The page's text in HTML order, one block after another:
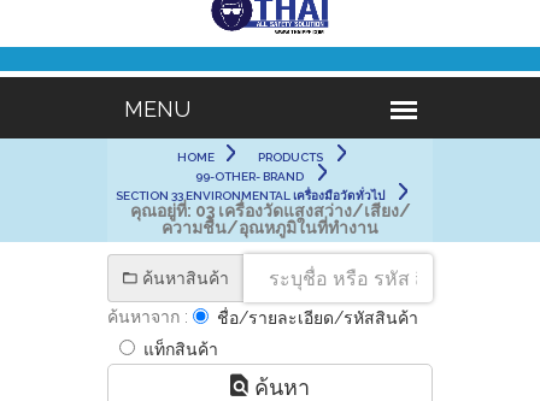
HOME
PRODUCTS
99-OTHER- BRAND
SECTION 33 ENVIRONMENTAL เครื่องมือวัดทั่วไป
คุณอยู่ที่: 03 เครื่องวัดแสงสว่าง/เสียง/
ความชื้น/อุณหภูมิในที่ทำงาน
ค้นหาสินค้า
ค้นหาจาก :
ชื่อ/รายละเอียด/รหัสสินค้า
แท็กสินค้า
ค้นหา